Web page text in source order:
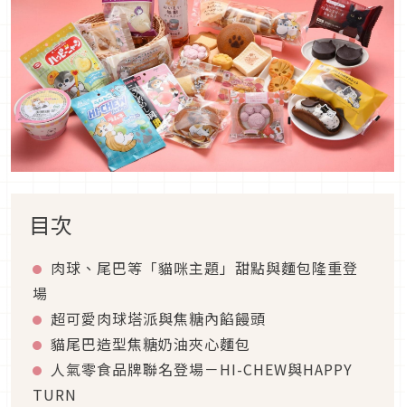
目次
肉球、尾巴等「貓咪主題」甜點與麵包隆重登
場
超可愛肉球塔派與焦糖內餡饅頭
貓尾巴造型焦糖奶油夾心麵包
人氣零食品牌聯名登場－HI-CHEW與HAPPY
TURN